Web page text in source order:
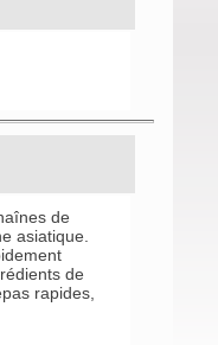
de
asiatique.
de
rapides,